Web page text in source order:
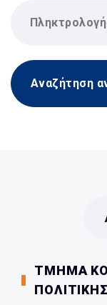
Αναζήτηση
ΤΜΗΜΑ